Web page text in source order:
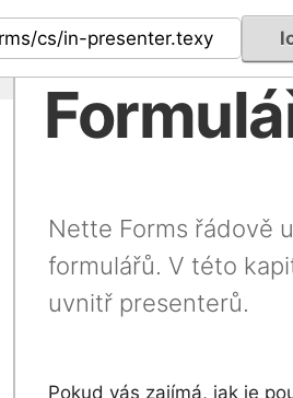
Nette Forms řádově
formulářů. V této
uvnitř presenterů.
Pokud vás zajímá, jak je